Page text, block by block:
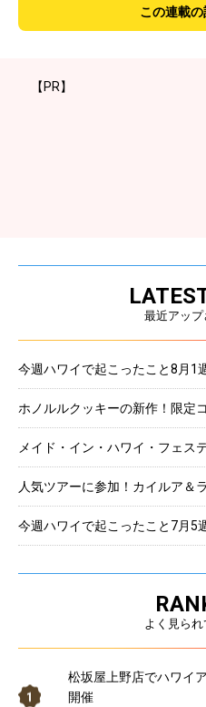
この連載
【PR】
最近アッ
今週ハワイで起こったこと8月1
ホノルルクッキーの新作！限定
メイド・イン・ハワイ・フェス
人気ツアーに参加！カイルア＆
今週ハワイで起こったこと7月5
よく見ら
松坂屋上野店でハワイ
開催